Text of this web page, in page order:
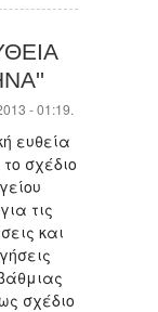
- 01:19.
ευθεία
σχέδιο
τις
και
σχέδιο